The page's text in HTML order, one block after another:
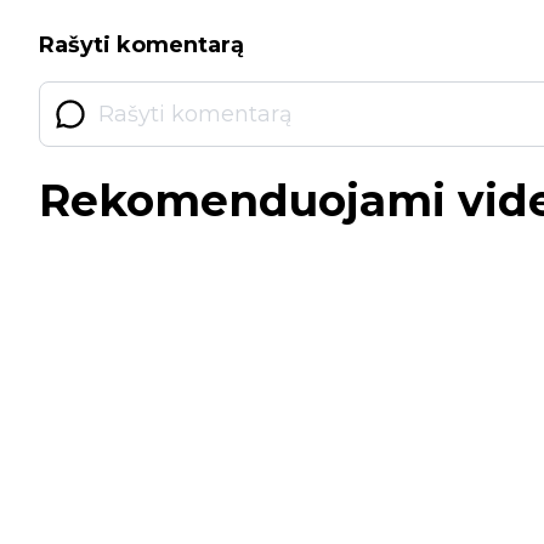
Rašyti komentarą
Rekomenduojami